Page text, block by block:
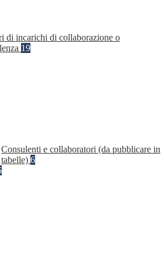
di incarichi di collaborazione o
19
Consulenti e collaboratori (da pubblicare in
tabelle) 6